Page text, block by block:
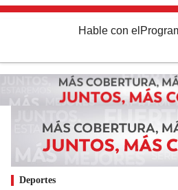
Hable con el
Deportes